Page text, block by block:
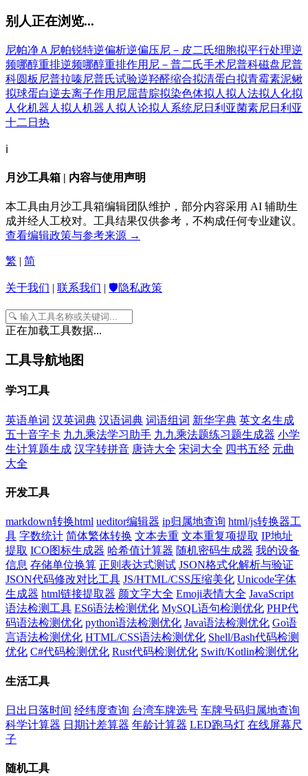
别人正在浏览...
尼帕净Ａ 尼帕锐特逆偏析逆偏压尼－皮二氏细胞拟平行处理逆
频哪醇重排逆频哪醇重排作用 尼－普二氏手术尼普科磁盘尼普
科圆板 尼普拉嗪尼普氏试验逆羟醛缩合拟清蛋白拟青霉素泥鳅
拟球蛋白逆去离子作用 尼屈昔腙拟染色体拟人 拟人法拟人化拟
人化机器人 拟人机器人 拟人论拟人系统尼日利亚菌素尼日利亚
十二日热
ℹ️
月沙工具箱 | 内容与使用声明
本工具由月沙工具箱编辑团队维护，部分内容采用 AI 辅助生
成并经人工校对。工具结果仅供参考，不构成任何专业建议。
查看编辑政策与参考来源 →
繁 简
关于我们 联系我们 🛡️隐私政策
正在加载工具数据...
工具导航地图
学习工具
英语单词 汉英词典 汉语词典 词语组词 新华字典 英文名生成
五十音字卡 九九乘法学习助手 九九乘法题练习题生成器 小学
生计算题生成 汉字转拼音 唐诗大全 宋词大全 四书五经 元曲
大全
开发工具
markdown转换html ueditor编辑器 ip归属地查询 html/js转换器工
具 字数统计 简体繁体转换 文本去重 文本重复项提取 IP地址
提取 ICO图标生成器 哈希值计算器 随机密码生成器 我的设备
信息 存储单位换算 正则表达式测试 JSON格式化解析与验证
JSON代码修改对比工具 JS/HTML/CSS压缩美化 Unicode字体
生成器 html链接提取器 颜文字大全 Emoji表情大全 JavaScript
语法检测工具 ES6语法检测优化 MySQL语句检测优化 PHP代
码语法检测优化 python语法检测优化 Java语法检测优化 Go语
言语法检测优化 HTML/CSS语法检测优化 Shell/Bash代码检测
优化 C#代码检测优化 Rust代码检测优化 Swift/Kotlin检测优化
生活工具
日出日落时间 经纬度查询 台湾车牌选号 车牌号码归属地查询
科学计算器 日期计差算器 年龄计算器 LED跑马灯 在线屏幕尺
子
随机工具